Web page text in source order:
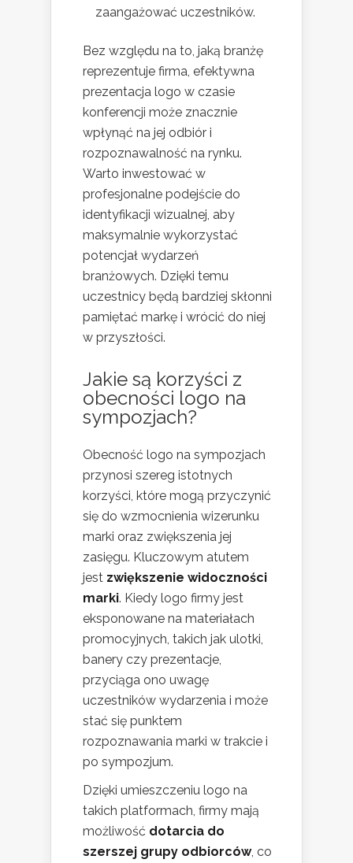
zaangażować uczestników.
Bez względu na to, jaką branżę
reprezentuje firma, efektywna
prezentacja logo w czasie
konferencji może znacznie
wpłynąć na jej odbiór i
rozpoznawalność na rynku.
Warto inwestować w
profesjonalne podejście do
identyfikacji wizualnej, aby
maksymalnie wykorzystać
potencjał wydarzeń
branżowych. Dzięki temu
uczestnicy będą bardziej skłonni
pamiętać markę i wrócić do niej
w przyszłości.
Jakie są korzyści z
obecności logo na
sympozjach?
Obecność logo na sympozjach
przynosi szereg istotnych
korzyści, które mogą przyczynić
się do wzmocnienia wizerunku
marki oraz zwiększenia jej
zasięgu. Kluczowym atutem
jest zwiększenie widoczności
marki. Kiedy logo firmy jest
eksponowane na materiałach
promocyjnych, takich jak ulotki,
banery czy prezentacje,
przyciąga ono uwagę
uczestników wydarzenia i może
stać się punktem
rozpoznawania marki w trakcie i
po sympozjum.
Dzięki umieszczeniu logo na
takich platformach, firmy mają
możliwość dotarcia do
szerszej grupy odbiorców, co